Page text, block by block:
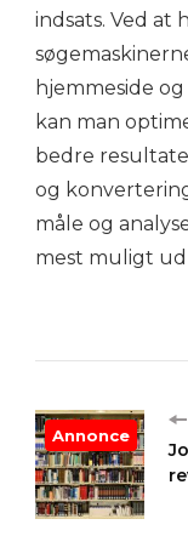
indsats. Ved at
hjemmeside
kan man
bedre
og
måle og
mest muligt ud
Annonce